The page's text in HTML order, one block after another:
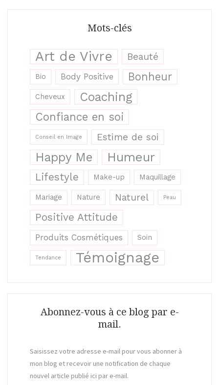
Mots-clés
Art de Vivre Beauté
Bio Body Positive Bonheur
Cheveux Coaching
Confiance en soi
Conseil en Image Estime de soi
Happy Me Humeur
Lifestyle Make-up Maquillage
Mariage Nature Naturel Peau
Positive Attitude
Produits Cosmétiques Soin
Tendance Témoignage
Abonnez-vous à ce blog par e-
mail.
Saisissez votre adresse e-mail pour vous abonner à
mon blog et recevoir une notification de chaque
nouvel article publié ici par e-mail.